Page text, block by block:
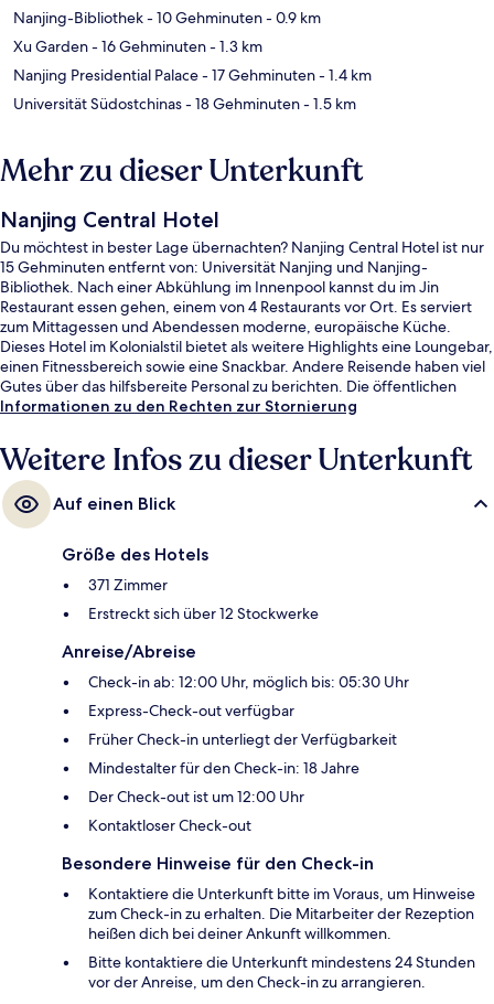
Nanjing-Bibliothek- 10 Gehminuten- 0.9 km
Xu Garden- 16 Gehminuten- 1.3 km
Nanjing Presidential Palace- 17 Gehminuten- 1.4 km
Universität Südostchinas- 18 Gehminuten- 1.5 km
Mehr zu dieser Unterkunft
Nanjing Central Hotel
Du möchtest in bester Lage übernachten? Nanjing Central Hotel ist nur
15 Gehminuten entfernt von: Universität Nanjing und Nanjing-
Bibliothek. Nach einer Abkühlung im Innenpool kannst du im Jin
Restaurant essen gehen, einem von 4 Restaurants vor Ort. Es serviert
zum Mittagessen und Abendessen moderne, europäische Küche.
Dieses Hotel im Kolonialstil bietet als weitere Highlights eine Loungebar,
einen Fitnessbereich sowie eine Snackbar. Andere Reisende haben viel
Gutes über das hilfsbereite Personal zu berichten. Die öffentlichen
Verkehrsmittel sind nur einen kurzen Fußmarsch entfernt: Zur Station
Informationen zu den Rechten zur Stornierung
Weitere Infos zu dieser Unterkunft
Auf einen Blick
Größe des Hotels
371 Zimmer
Erstreckt sich über 12 Stockwerke
Anreise/Abreise
Check-in ab: 12:00 Uhr, möglich bis: 05:30 Uhr
Express-Check-out verfügbar
Früher Check-in unterliegt der Verfügbarkeit
Mindestalter für den Check-in: 18 Jahre
Der Check-out ist um 12:00 Uhr
Kontaktloser Check-out
Besondere Hinweise für den Check-in
Kontaktiere die Unterkunft bitte im Voraus, um Hinweise
zum Check-in zu erhalten. Die Mitarbeiter der Rezeption
heißen dich bei deiner Ankunft willkommen.
Bitte kontaktiere die Unterkunft mindestens 24 Stunden
vor der Anreise, um den Check-in zu arrangieren.